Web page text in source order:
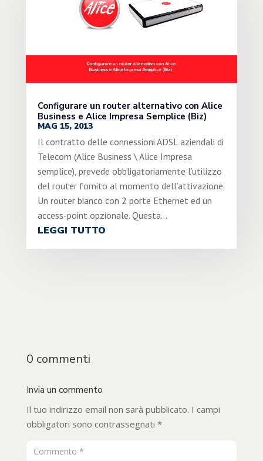
Configurare un router alternativo con Alice
Business e Alice Impresa Semplice (Biz)
MAG 15, 2013
Il contratto delle connessioni ADSL aziendali di
Telecom (Alice Business \ Alice Impresa
semplice), prevede obbligatoriamente l’utilizzo
del router fornito al momento dell’attivazione.
Un router bianco con 2 porte Ethernet ed un
access-point opzionale. Questa...
LEGGI TUTTO
0 commenti
Invia un commento
Il tuo indirizzo email non sarà pubblicato. I campi
obbligatori sono contrassegnati *